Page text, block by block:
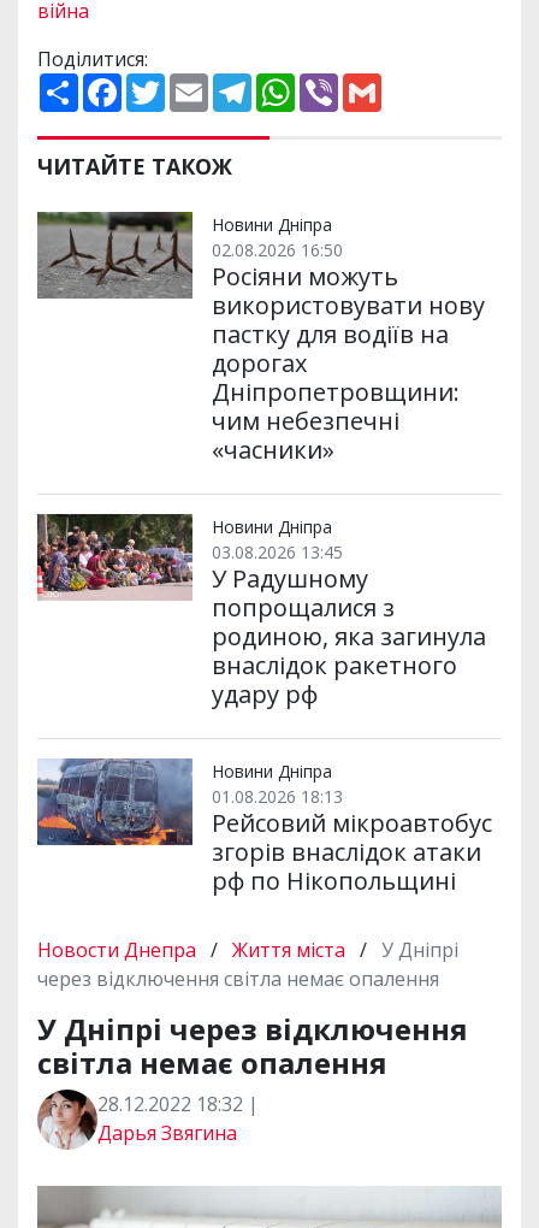
війна
Поділитися:
П
о
и
р
и
и
F
a
e
b
o
k
T
w
t
t
e
E
m
i
l
T
e
e
m
W
h
p
V
ЧИТАЙТЕ ТАКОЖ
Новини Дніпра
02.08.2026 16:50
Росіяни можуть
використовувати нову
пастку для водіїв на
дорогах
Дніпропетровщини:
чим небезпечні
«часники»
Новини Дніпра
03.08.2026 13:45
У Радушному
попрощалися з
родиною, яка загинула
внаслідок ракетного
удару рф
Новини Дніпра
01.08.2026 18:13
Рейсовий мікроавтобус
згорів внаслідок атаки
рф по Нікопольщині
Новости Днепра / Життя міста / У Дніпрі
через відключення світла немає опалення
У Дніпрі через відключення
світла немає опалення
28.12.2022 18:32 |
Дарья Звягина